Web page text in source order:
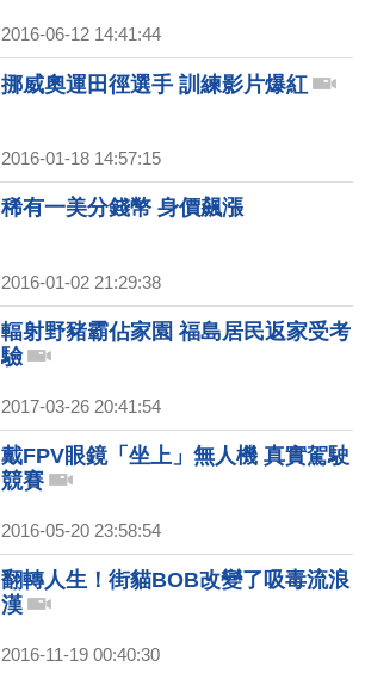
2016-06-12 14:41:44
挪威奧運田徑選手 訓練影片爆紅
2016-01-18 14:57:15
稀有一美分錢幣 身價飆漲
2016-01-02 21:29:38
輻射野豬霸佔家園 福島居民返家受考
驗
2017-03-26 20:41:54
戴FPV眼鏡「坐上」無人機 真實駕駛
競賽
2016-05-20 23:58:54
翻轉人生！街貓BOB改變了吸毒流浪
漢
2016-11-19 00:40:30